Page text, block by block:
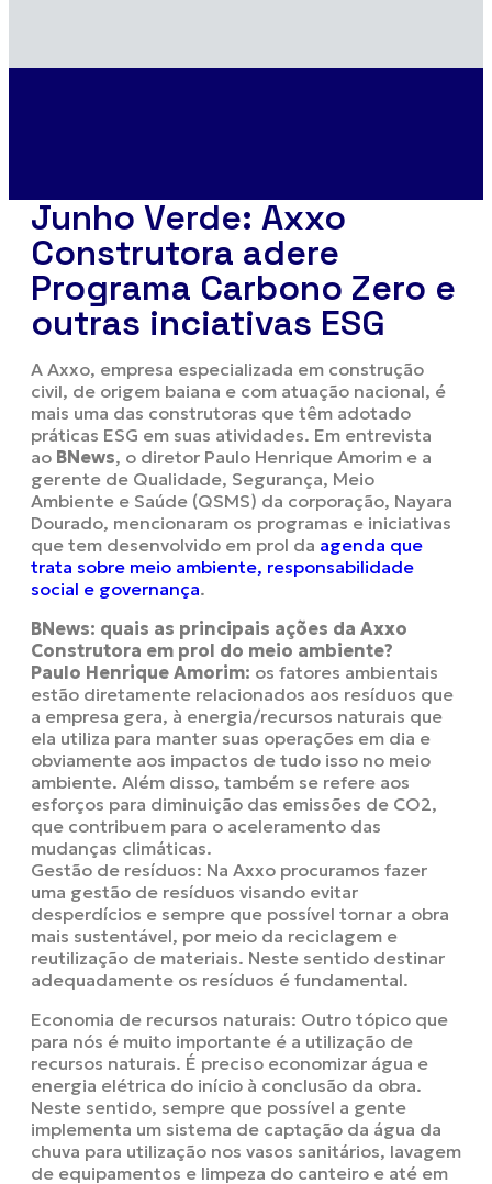
Junho Verde: Axxo
Construtora adere
Programa Carbono Zero e
outras inciativas ESG
A Axxo, empresa especializada em construção
civil, de origem baiana e com atuação nacional, é
mais uma das construtoras que têm adotado
práticas ESG em suas atividades. Em entrevista
ao BNews, o diretor Paulo Henrique Amorim e a
gerente de Qualidade, Segurança, Meio
Ambiente e Saúde (QSMS) da corporação, Nayara
Dourado, mencionaram os programas e iniciativas
que tem desenvolvido em prol da agenda que
trata sobre meio ambiente, responsabilidade
social e governança.
BNews: quais as principais ações da Axxo
Construtora em prol do meio ambiente?
Paulo Henrique Amorim: os fatores ambientais
estão diretamente relacionados aos resíduos que
a empresa gera, à energia/recursos naturais que
ela utiliza para manter suas operações em dia e
obviamente aos impactos de tudo isso no meio
ambiente. Além disso, também se refere aos
esforços para diminuição das emissões de CO2,
que contribuem para o aceleramento das
mudanças climáticas.
Gestão de resíduos: Na Axxo procuramos fazer
uma gestão de resíduos visando evitar
desperdícios e sempre que possível tornar a obra
mais sustentável, por meio da reciclagem e
reutilização de materiais. Neste sentido destinar
adequadamente os resíduos é fundamental.
Economia de recursos naturais: Outro tópico que
para nós é muito importante é a utilização de
recursos naturais. É preciso economizar água e
energia elétrica do início à conclusão da obra.
Neste sentido, sempre que possível a gente
implementa um sistema de captação da água da
chuva para utilização nos vasos sanitários, lavagem
de equipamentos e limpeza do canteiro e até em